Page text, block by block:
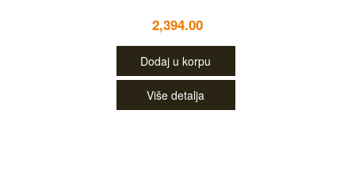
2,394.00
Dodaj u korpu
Više detalja